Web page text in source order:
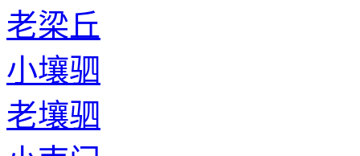
老梁丘
小壤驷
老壤驷